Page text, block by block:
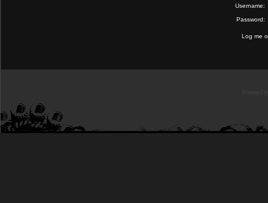
Username:
Password:
Log me